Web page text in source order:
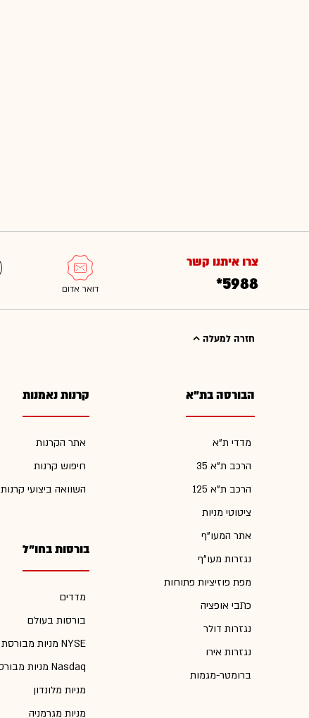
צרו איתנו קשר
*5988
חזרה למעלה
הבורסה בת"א
מדדי ת"א
הרכב ת"א 35
הרכב ת"א 125
ציטוטי מניות
אתר המעו"ף
נגזרות מעו"ף
מפת פוזיציות פתוחות
כתבי אופציה
נגזרות דולר
נגזרות אירו
ברומטר-מגמות
קרנות נאמנות
אתר הקרנות
חיפוש קרנות
השוואה ביצועי קרנות
בורסות בחו"ל
מדדים
בורסות בעולם
מניות מבורסת NYSE
מניות מבורסת Nasdaq
מניות מלונדון
מניות מגרמניה